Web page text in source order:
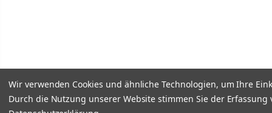
Wir verwenden Cookies und ähnliche Technologien, um Ihre
Durch die Nutzung unserer Website stimmen Sie der Erfassung